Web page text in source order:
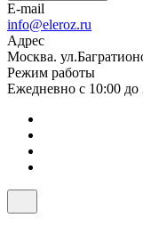
E-mail
info@eleroz.ru
Адрес
Москва.
Режим работы
Ежедневно с 10:00 до